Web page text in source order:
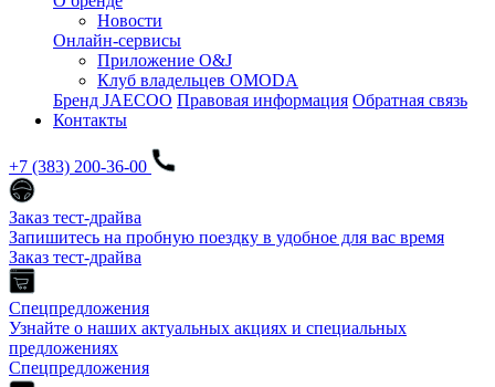
Новости
Онлайн-сервисы
Приложение O&J
Клуб владельцев OMODA
Бренд JAECOO Правовая информация Обратная связь
Контакты
+7 (383) 200-36-00
Заказ тест-драйва
Запишитесь на пробную поездку в удобное для вас время
Заказ тест-драйва
Спецпредложения
Узнайте о наших актуальных акциях и специальных
предложениях
Спецпредложения